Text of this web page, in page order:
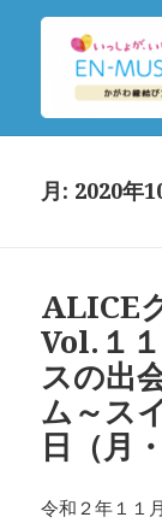
月: 2020年
ALICE
Vol.１
スの出
ム～ス
日（月
令和２年１１